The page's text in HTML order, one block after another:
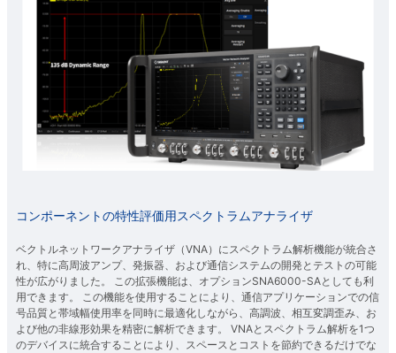
コンポーネントの特性評価用スペクトラムアナライザ
ベクトルネットワークアナライザ（VNA）にスペクトラム解析機能が統合さ
れ、特に高周波アンプ、発振器、および通信システムの開発とテストの可能
性が広がりました。 この拡張機能は、オプションSNA6000-SAとしても利
用できます。 この機能を使用することにより、通信アプリケーションでの信
号品質と帯域幅使用率を同時に最適化しながら、高調波、相互変調歪み、お
よび他の非線形効果を精密に解析できます。 VNAとスペクトラム解析を1つ
のデバイスに統合することにより、スペースとコストを節約できるだけでな